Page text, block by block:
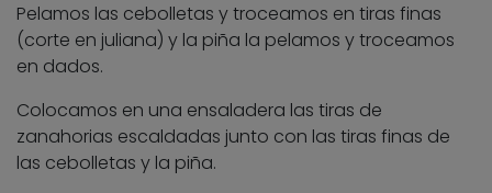
Pelamos las cebolletas y troceamos en tiras finas
(corte en juliana) y la piña la pelamos y troceamos
en dados.
Colocamos en una ensaladera las tiras de
zanahorias escaldadas junto con las tiras finas de
las cebolletas y la piña.